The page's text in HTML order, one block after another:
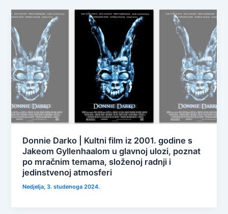
Donnie Darko | Kultni film iz 2001. godine s
Jakeom Gyllenhaalom u glavnoj ulozi, poznat
po mračnim temama, složenoj radnji i
jedinstvenoj atmosferi
Nedjelja, 3. studenoga 2024.